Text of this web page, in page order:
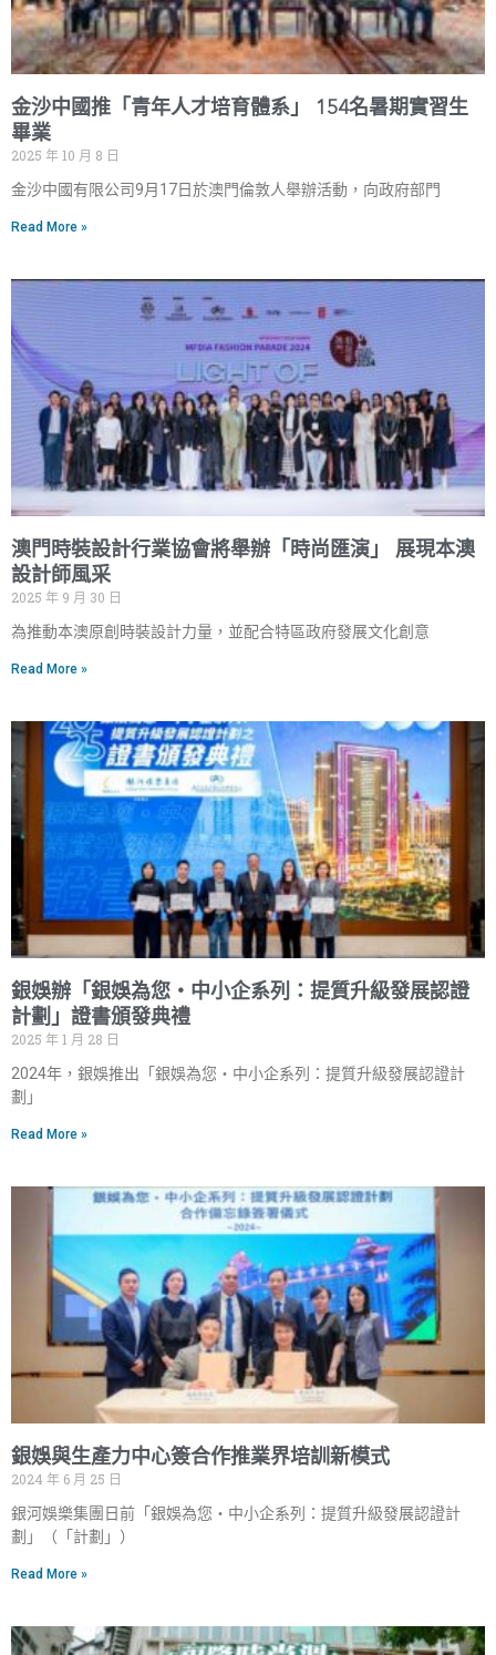
金沙中國推「青年人才培育體系」 154名暑期實習生
畢業
2025 年 10 月 8 日
金沙中國有限公司9月17日於澳門倫敦人舉辦活動，向政府部門
Read More »
澳門時裝設計行業協會將舉辦「時尚匯演」 展現本澳
設計師風采
2025 年 9 月 30 日
為推動本澳原創時裝設計力量，並配合特區政府發展文化創意
Read More »
銀娛辦「銀娛為您‧中小企系列：提質升級發展認證
計劃」證書頒發典禮
2025 年 1 月 28 日
2024年，銀娛推出「銀娛為您‧中小企系列：提質升級發展認證計
劃」
Read More »
銀娛與生產力中心簽合作推業界培訓新模式
2024 年 6 月 25 日
銀河娛樂集團日前「銀娛為您‧中小企系列：提質升級發展認證計
劃」（「計劃」）
Read More »